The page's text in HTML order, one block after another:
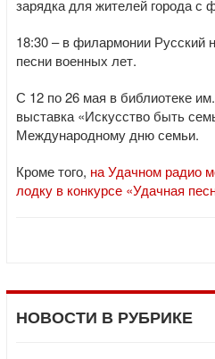
зарядка для жителей города с
18:30 – в филармонии Русский
песни военных лет.
С 12 по 26 мая в библиотеке
выставка «Искусство быть
Международному дню семьи.
Кроме того, на Удачном радио
лодку в конкурсе «Удачная
НОВОСТИ В РУБРИКЕ